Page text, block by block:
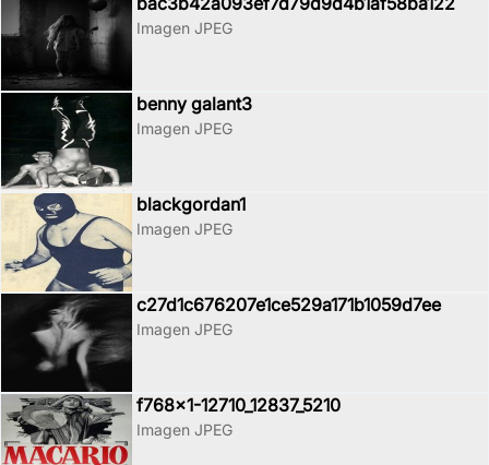
Imagen JPEG
benny galant3
Imagen JPEG
blackgordan1
Imagen JPEG
c27d1c676207e1ce529a171b1059d7ee
Imagen JPEG
f768x1-12710_12837_5210
Imagen JPEG